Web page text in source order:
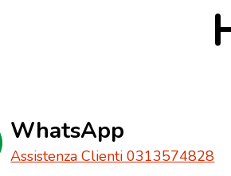
WhatsApp
Assistenza Clienti 0313574828